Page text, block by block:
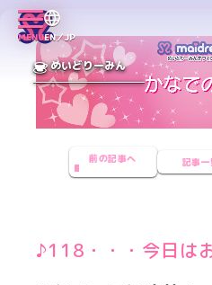
MENUEN／JP
めいどりーみん
前の記事へ 記事一
♪118・・・今日は